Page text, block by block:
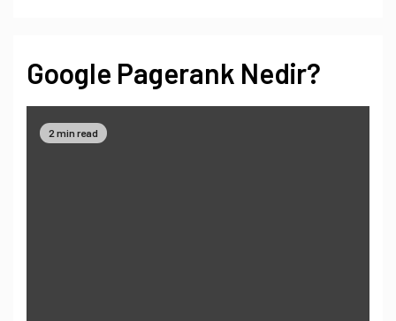
Google Pagerank Nedir?
2 min read